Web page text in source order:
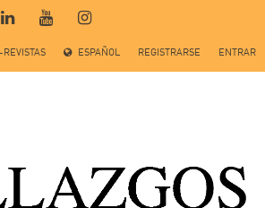
REVISTAS ESPAÑOL REGISTRARSE ENTRAR